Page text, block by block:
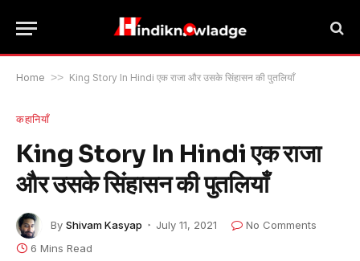
Home >> King Story In Hindi एक राजा और उसके सिंहासन की पुतलियाँ
कहानियाँ
King Story In Hindi एक राजा
और उसके सिंहासन की पुतलियाँ
By Shivam Kasyap July 11, 2021
No Comments
6 Mins Read